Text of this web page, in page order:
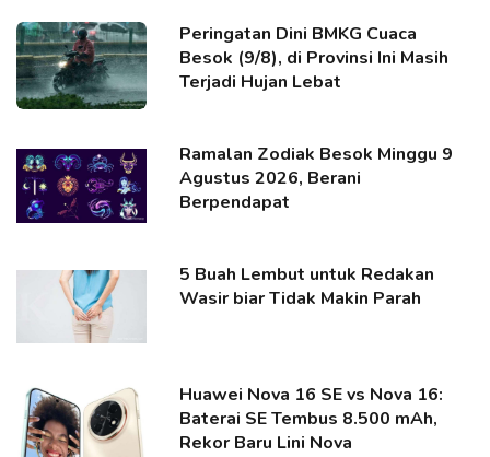
Peringatan Dini BMKG Cuaca
Besok (9/8), di Provinsi Ini Masih
Terjadi Hujan Lebat
Ramalan Zodiak Besok Minggu 9
Agustus 2026, Berani
Berpendapat
5 Buah Lembut untuk Redakan
Wasir biar Tidak Makin Parah
Huawei Nova 16 SE vs Nova 16:
Baterai SE Tembus 8.500 mAh,
Rekor Baru Lini Nova